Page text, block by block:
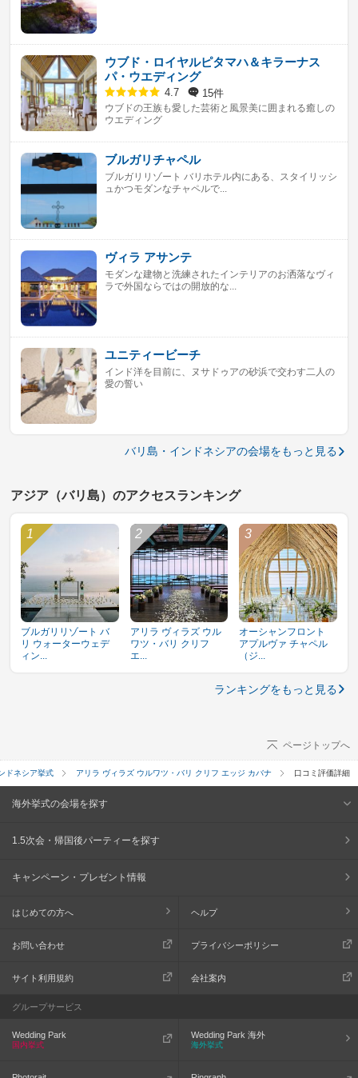
ウブド・ロイヤルピタマハ＆キラーナス
パ・ウエディング
4.7 15件
ウブドの王族も愛した芸術と風景美に囲まれる癒しの
ウエディング
ブルガリチャペル
ブルガリリゾート バリホテル内にある、スタイリッシ
ュかつモダンなチャペルで...
ヴィラ アサンテ
モダンな建物と洗練されたインテリアのお洒落なヴィ
ラで外国ならではの開放的な...
ユニティービーチ
インド洋を目前に、ヌサドゥアの砂浜で交わす二人の
愛の誓い
バリ島・インドネシアの会場をもっと見る
アジア（バリ島）のアクセスランキング
ブルガリリゾート バ
リ ウォーターウェデ
ィン...
アリラ ヴィラズ ウル
ワツ・バリ クリフ
エ...
オーシャンフロント
アプルヴァ チャペル
（ジ...
ランキングをもっと見る
ページトップへ
ドネシア挙式 アリラ ヴィラズ ウルワツ・バリ クリフ エッジ カバナ 口コミ評価詳細
海外挙式の会場を探す
1.5次会・帰国後パーティーを探す
キャンペーン・プレゼント情報
はじめての方へ ヘルプ
お問い合わせ プライバシーポリシー
サイト利用規約 会社案内
グループサービス
Wedding Park
国内挙式
Wedding Park 海外
海外挙式